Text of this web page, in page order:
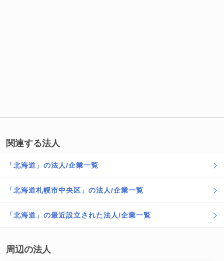
関連する法人
「北海道」の法人/企業一覧
「北海道札幌市中央区」の法人/企業一覧
「北海道」の最近設立された法人/企業一覧
周辺の法人